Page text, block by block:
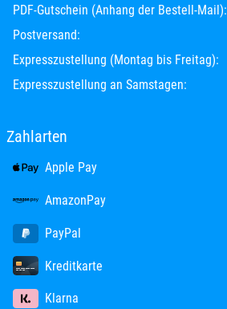
PDF-Gutschein (Anhang der Bestell-Mail):
Postversand:
Expresszustellung (Montag bis Freitag):
Expresszustellung an Samstagen:
Zahlarten
Apple Pay
AmazonPay
PayPal
Kreditkarte
Klarna